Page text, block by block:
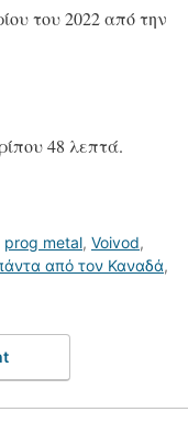
του 2022 από την
48 λεπτά.
prog metal, Voivod,
από τον Καναδά,